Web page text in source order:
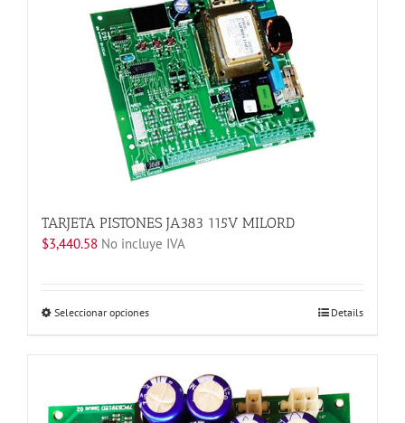
variantes.
Las
opciones
se
pueden
elegir
en
la
página
TARJETA PISTONES JA383 115V MILORD
$3,440.58 No incluye IVA
Seleccionar opcionesEste
múltiples
variantes.
Las
Details